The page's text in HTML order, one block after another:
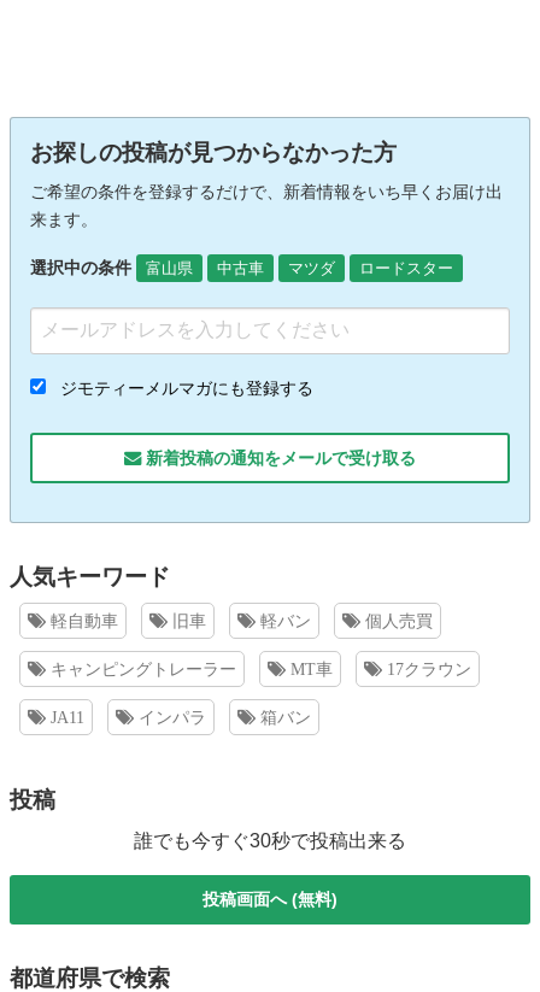
お探しの投稿が見つからなかった方
ご希望の条件を登録するだけで、新着情報をいち早くお届け出
来ます。
選択中の条件 富山県 中古車 マツダ ロードスター
ジモティーメルマガにも登録する
新着投稿の通知をメールで受け取る
人気キーワード
軽自動車 旧車 軽バン 個人売買
キャンピングトレーラー MT車 17クラウン
JA11 インパラ 箱バン
投稿
誰でも今すぐ30秒で投稿出来る
投稿画面へ (無料)
都道府県で検索